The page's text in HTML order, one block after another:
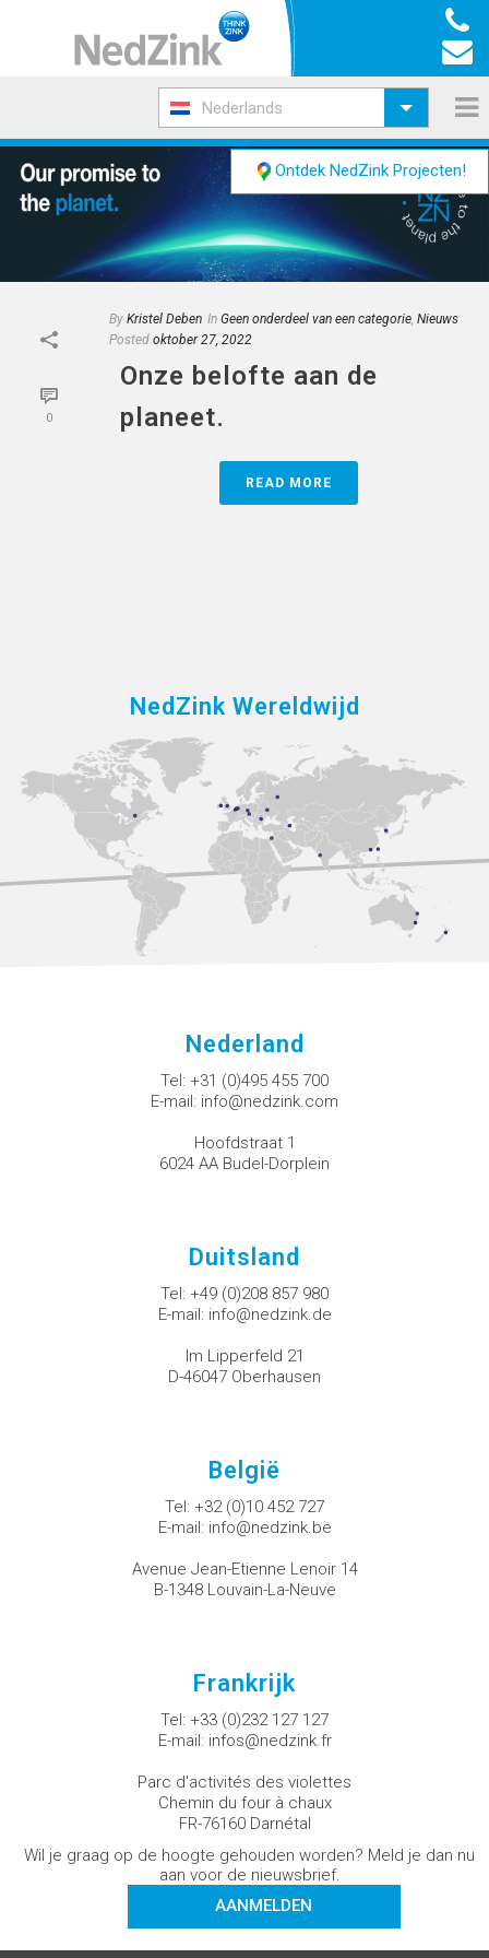
Nederlands
0
By Kristel Deben In Geen onderdeel van een categorie, Nieuws
Posted oktober 27, 2022
Onze belofte aan de
planeet.
READ MORE
NedZink Wereldwijd
Nederland
Tel: +31 (0)495 455 700
E-mail: info@nedzink.com
Hoofdstraat 1
6024 AA Budel-Dorplein
Duitsland
Tel: +49 (0)208 857 980
E-mail: info@nedzink.de
Im Lipperfeld 21
D-46047 Oberhausen
België
Tel: +32 (0)10 452 727
E-mail: info@nedzink.be
Avenue Jean-Etienne Lenoir 14
B-1348 Louvain-La-Neuve
Frankrijk
Tel: +33 (0)232 127 127
E-mail: infos@nedzink.fr
Parc d'activités des violettes
Chemin du four à chaux
FR-76160 Darnétal
Ontdek NedZink Projecten!
Wil je graag op de hoogte gehouden worden? Meld je dan nu
aan voor de nieuwsbrief.
AANMELDEN